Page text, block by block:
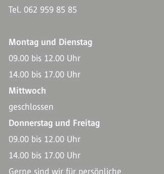
Tel. 062 959 85 85
Montag und Dienstag
09.00 bis 12.00 Uhr
14.00 bis 17.00 Uhr
Mittwoch
geschlossen
Donnerstag und Freitag
09.00 bis 12.00 Uhr
14.00 bis 17.00 Uhr
Gerne sind wir für persönliche